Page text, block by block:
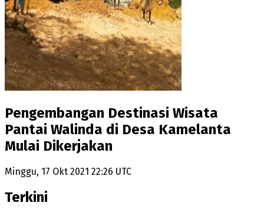
Pengembangan Destinasi Wisata
Pantai Walinda di Desa Kamelanta
Mulai Dikerjakan
Minggu, 17 Okt 2021 22:26 UTC
Terkini